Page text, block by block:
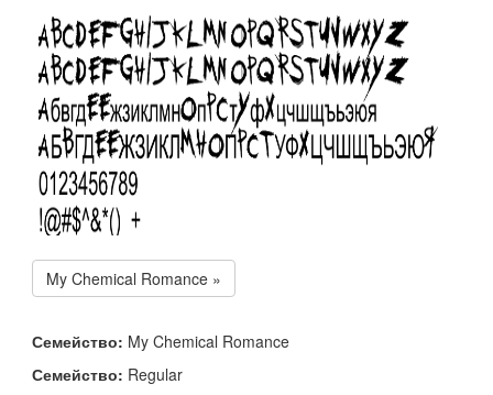
My Chemical Romance »
Семейство: My Chemical Romance
Семейство: Regular